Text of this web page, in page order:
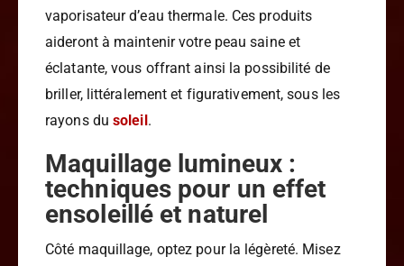
vaporisateur d’eau thermale. Ces produits
aideront à maintenir votre peau saine et
éclatante, vous offrant ainsi la possibilité de
briller, littéralement et figurativement, sous les
rayons du soleil .
Maquillage lumineux :
techniques pour un effet
ensoleillé et naturel
Côté maquillage, optez pour la légèreté. Misez